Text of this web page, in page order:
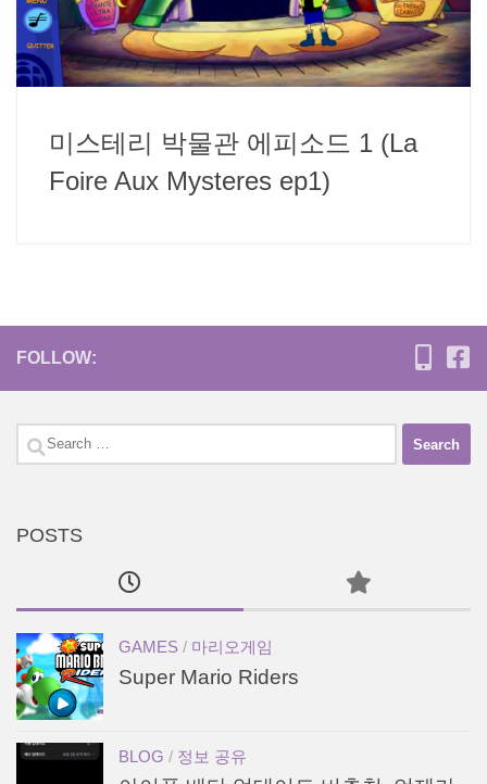
미스테리 박물관 에피소드 1 (La
Foire Aux Mysteres ep1)
FOLLOW:
Search
POSTS
GAMES / 마리오게임
Super Mario Riders
BLOG / 정보 공유